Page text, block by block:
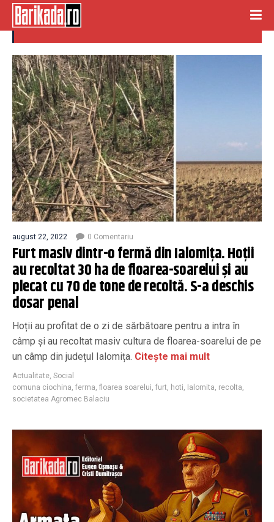
comuna ciochina
august 22, 2022 0 Comentariu
Furt masiv dintr-o fermă din Ialomița. Hoții
au recoltat 30 ha de floarea-soarelui și au
plecat cu 70 de tone de recoltă. S-a deschis
dosar penal
Hoții au profitat de o zi de sărbătoare pentru a intra în
câmp și au recoltat masiv cultura de floarea-soarelui de pe
un câmp din județul Ialomița. Citește mai mult
Actualitate, Social
comuna ciochina, ferma, floarea soarelui, furt, hoti, Ialomita, recolta,
societatea Agromec Balaciu